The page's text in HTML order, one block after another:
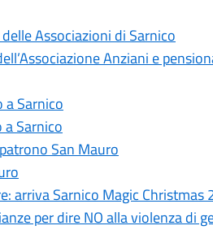
Associazioni di Sarnico
Anziani e
a Sarnico
Sarnico
San Mauro
arriva Sarnico Magic Christmas
per dire NO alla violenza di